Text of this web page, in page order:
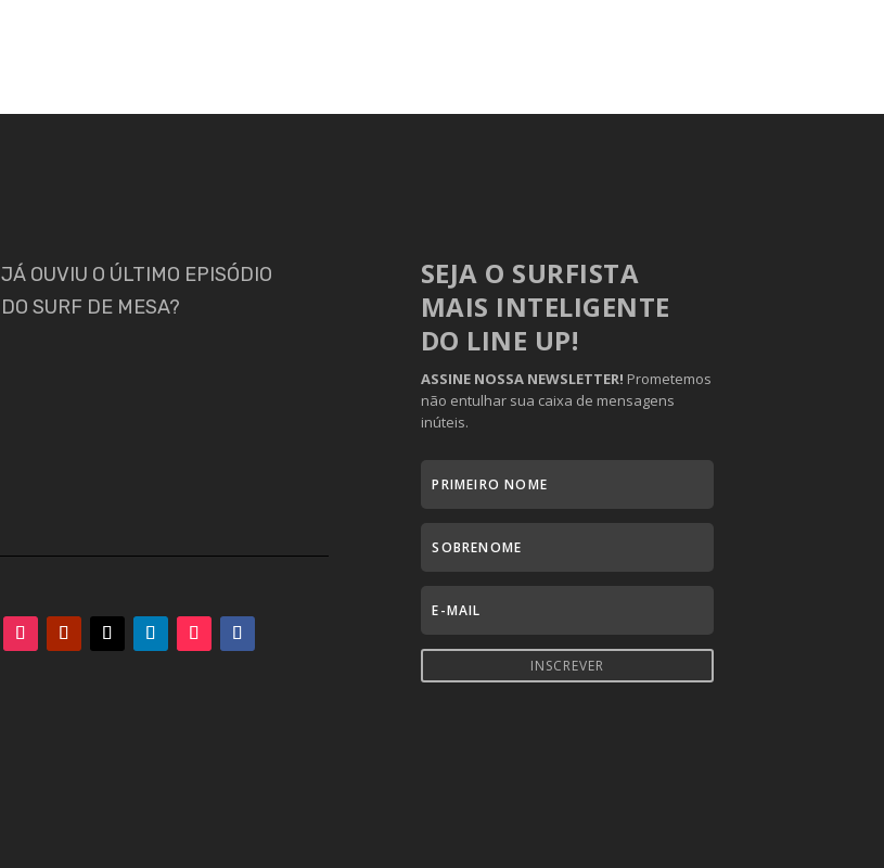
JÁ OUVIU O ÚLTIMO EPISÓDIO
DO SURF DE MESA?
SEJA O SURFISTA
MAIS INTELIGENTE
DO LINE UP!
ASSINE NOSSA NEWSLETTER! Prometemos
não entulhar sua caixa de mensagens
inúteis.
INSCREVER